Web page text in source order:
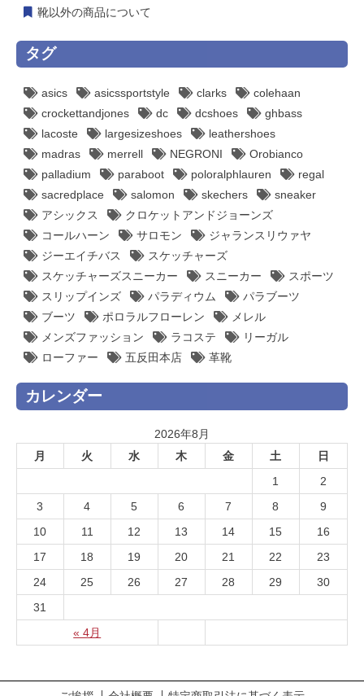
靴以外の商品について
タグ
asics asicssportstyle clarks
colehaan
crockettandjones
dc dcshoes
ghbass
lacoste
largesizeshoes
leathershoes
madras
merrell NEGRONI
Orobianco
palladium
paraboot poloralphlauren
regal
sacredplace
salomon skechers
sneaker
アシックス
クロケットアンドジョーンズ
コールハーン
サロモン
ジャランスリウァヤ
ジーエイチバス
スケッチャーズ
スケッチャーズスニーカー
スニーカー
スポーツ
スリップインズ
パラディウム
パラブーツ
ブーツ
ポロラルフローレン
メレル
メンズファッション
ラコステ
リーガル
ローファー
五反田本店 革靴
カレンダー
2026年8月
月
火 水 木 金 土 日
« 4月
1
2
3
4 5 6 7 8
9
10
11 12 13 14 15
16
17
18 19 20 21 22
23
24
25 26 27 28 29
30
31